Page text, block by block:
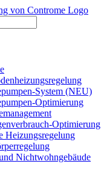
System (NEU)
Optimierung
Optimierung
Heizungsregelung
Nichtwohngebäude